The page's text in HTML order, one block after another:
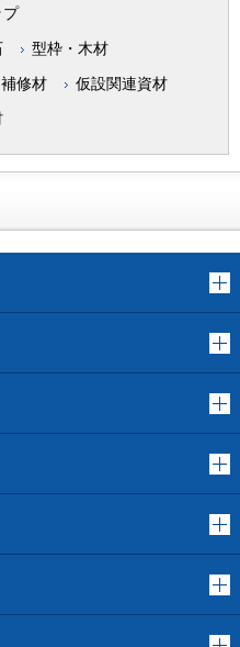
プ
型枠・木材
修材 仮設関連資材